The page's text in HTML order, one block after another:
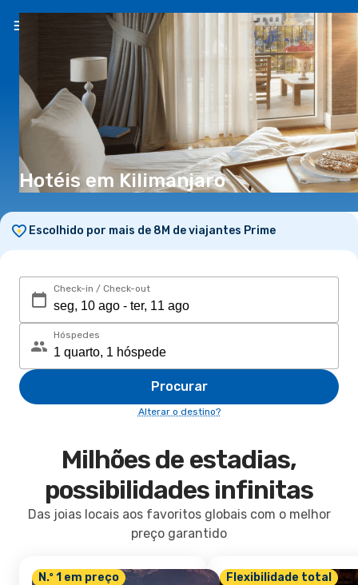
PT(€)
Hotéis em Kilimanjaro
Escolhido por mais de 8M de viajantes Prime
Check-in / Check-out
Hóspedes
Procurar
Alterar o destino?
Milhões de estadias,
possibilidades infinitas
Das joias locais aos favoritos globais com o melhor
preço garantido
N.º 1 em preço Flexibilidade total